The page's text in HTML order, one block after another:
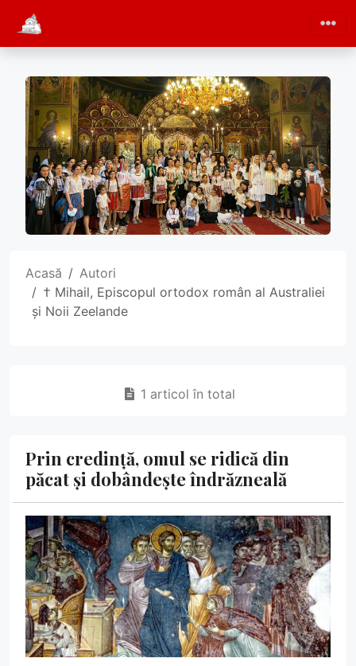
Acasă
Autori
† Mihail, Episcopul ortodox român al Australiei
și Noii Zeelande
1 articol în total
Prin credință, omul se ridică din
păcat și dobândește îndrăzneală